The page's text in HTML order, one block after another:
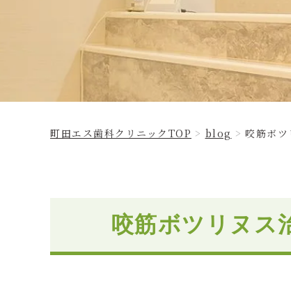
町田エス歯科クリニックTOP blog 咬筋ボ
咬筋ボツリヌス